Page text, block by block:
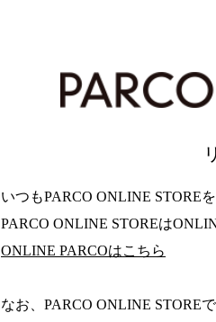
いつもPARCO ONLINE STORE
PARCO ONLINE STOREは
ONLINE PARCOはこちら
なお、PARCO ONLINE STORE